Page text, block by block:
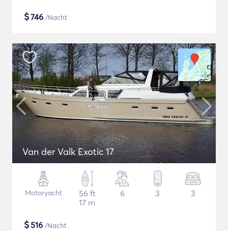
$746 /Nacht
Van der Valk Exotic 17
Motoryacht
56 ft
17 m
6 3 3
$516 /Nacht